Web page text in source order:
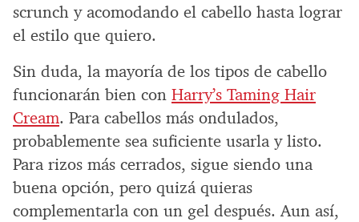
scrunch y acomodando el cabello hasta lograr
el estilo que quiero.
Sin duda, la mayoría de los tipos de cabello
funcionarán bien con Harry’s Taming Hair
Cream. Para cabellos más ondulados,
probablemente sea suficiente usarla y listo.
Para rizos más cerrados, sigue siendo una
buena opción, pero quizá quieras
complementarla con un gel después. Aun así,